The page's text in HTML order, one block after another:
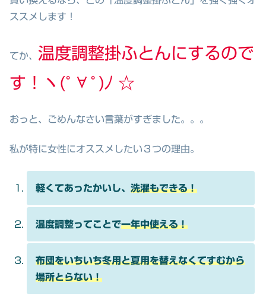
ススメします！
てか、 温度調整掛ふとんにするので
す！ヽ(ﾟ∀ﾟ)ﾉ ☆
おっと、ごめんなさい言葉がすぎました。。。
私が特に女性にオススメしたい３つの理由。
軽くてあったかいし、洗濯もできる！
温度調整ってことで一年中使える！
布団をいちいち冬用と夏用を替えなくてすむから
場所とらない！